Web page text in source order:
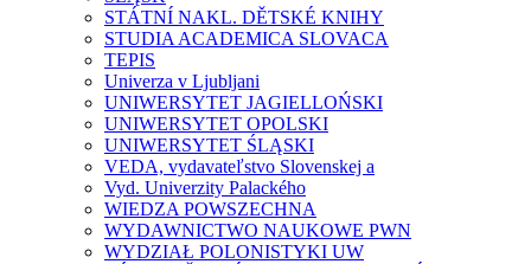
STÁTNÍ NAKL. DĚTSKÉ KNIHY
STUDIA ACADEMICA SLOVACA
TEPIS
Univerza v Ljubljani
UNIWERSYTET JAGIELLOŃSKI
UNIWERSYTET OPOLSKI
UNIWERSYTET ŚLĄSKI
VEDA, vydavateľstvo Slovenskej a
Vyd. Univerzity Palackého
WIEDZA POWSZECHNA
WYDAWNICTWO NAUKOWE PWN
WYDZIAŁ POLONISTYKI UW